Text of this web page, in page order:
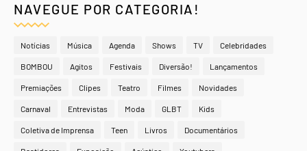
NAVEGUE POR CATEGORIA!
Notícias Música Agenda Shows TV Celebridades
BOMBOU Agitos Festivais Diversão! Lançamentos
Premiações Clipes Teatro Filmes Novidades
Carnaval Entrevistas Moda GLBT Kids
Coletiva de Imprensa Teen Livros Documentários